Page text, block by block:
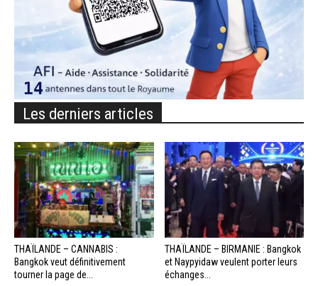
Les derniers articles
THAÏLANDE – CANNABIS :
Bangkok veut définitivement
tourner la page de...
THAÏLANDE – BIRMANIE : Bangkok
et Naypyidaw veulent porter leurs
échanges...